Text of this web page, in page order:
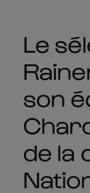
Le
son
de la